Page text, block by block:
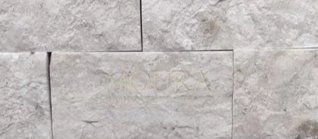
Pular
para
o
conteúdo